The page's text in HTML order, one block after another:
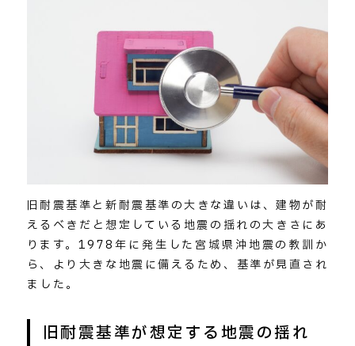
旧耐震基準と新耐震基準の大きな違いは、建物が耐
えるべきだと想定している地震の揺れの大きさにあ
ります。1978年に発生した宮城県沖地震の教訓か
ら、より大きな地震に備えるため、基準が見直され
ました。
旧耐震基準が想定する地震の揺れ